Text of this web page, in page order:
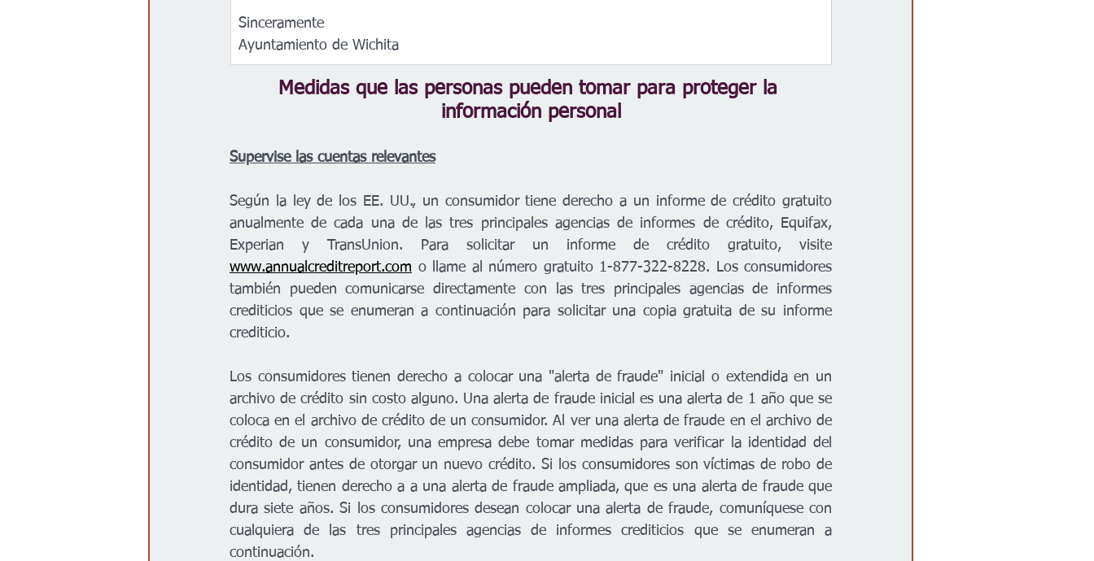
Sinceramente
Ayuntamiento de Wichita
Medidas que las personas pueden tomar para proteger la
información personal
Supervise las cuentas relevantes
Según la ley de los EE. UU., un consumidor tiene derecho a un informe de crédito gratuito
anualmente de cada una de las tres principales agencias de informes de crédito, Equifax,
www.annualcreditreport.com o llame al número gratuito 1-877-322-8228. Los consumidores
también pueden comunicarse directamente con las tres principales agencias de informes
crediticios que se enumeran a continuación para solicitar una copia gratuita de su informe
crediticio.
Los consumidores tienen derecho a colocar una "alerta de fraude" inicial o extendida en un
archivo de crédito sin costo alguno. Una alerta de fraude inicial es una alerta de 1 año que se
coloca en el archivo de crédito de un consumidor. Al ver una alerta de fraude en el archivo de
crédito de un consumidor, una empresa debe tomar medidas para verificar la identidad del
consumidor antes de otorgar un nuevo crédito. Si los consumidores son víctimas de robo de
identidad, tienen derecho a a una alerta de fraude ampliada, que es una alerta de fraude que
dura siete años. Si los consumidores desean colocar una alerta de fraude, comuníquese con
cualquiera de las tres principales agencias de informes crediticios que se enumeran a
continuación.